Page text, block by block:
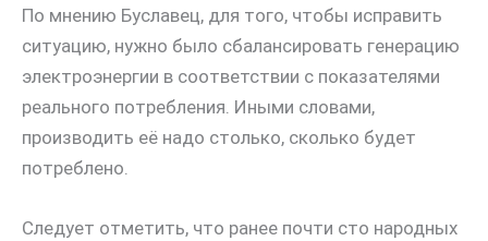
По мнению Буславец, для того, чтобы исправить
ситуацию, нужно было сбалансировать генерацию
электроэнергии в соответствии с показателями
реального потребления. Иными словами,
производить её надо столько, сколько будет
потреблено.
Следует отметить, что ранее почти сто народных